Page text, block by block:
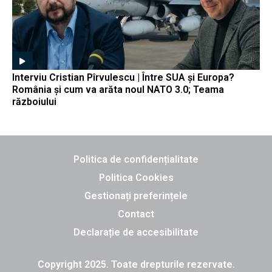
Interviu Cristian Pîrvulescu | Între SUA și Europa?
România și cum va arăta noul NATO 3.0; Teama
războiului
Politica de confidențialitate
Politica Cookies
Gestionați preferințele
Contact
Declarație de accesibilitate
Copyright 2025. Toate drepturile rezervate.